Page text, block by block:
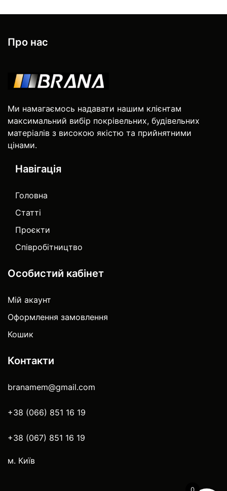
Про нас
Ми намагаємось надавати нашим клієнтам
максимальний вибір покрівельних, будівельних
матеріалів з високою якістю та прийнятними
цінами.
Навігація
Головна
Статті
Проєкти
Співробітництво
Особистий кабінет
Мій акаунт
Оформлення замовлення
Кошик
Контакти
branamem@gmail.com
+38 (066) 851 16 19
+38 (067) 851 16 19
м. Київ